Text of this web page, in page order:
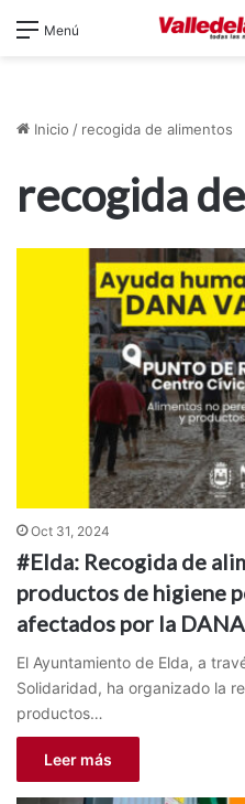
Menú
Inicio / recogida de alimentos
recogida
Oct 31, 2024
#Elda: Recogida de
productos de higiene
afectados por la DANA
El Ayuntamiento de Elda, a
Solidaridad, ha organizado la
productos…
Leer más